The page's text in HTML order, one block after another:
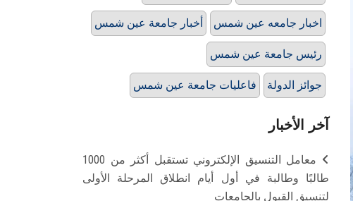
أخبار جامعة عين شمس اخبار جامعه عين شمس
رئيس جامعة عين شمس
فاعليات جامعة عين شمس جوائز الدولة
آخر الأخبار
معامل التنسيق الإلكتروني تستقبل أكثر من 1000
طالبًا وطالبة في أول أيام انطلاق المرحلة الأولى
لتنسيق القبول بالجامعات